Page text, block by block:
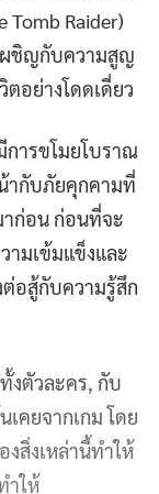
Tomb Raider)
ผชิญกับความสูญ
อย่างโดดเดี่ยว
ารขโมยโบราณ
ากับภัยคุกคามที่
าก่อน ก่อนที่จะ
ามเข้มแข็งและ
อสู้กับความรู้สึก
งตัวละคร, กับ
คยจากเกม โดย
งสิ่งเหล่านี้ทำให้
ำให้